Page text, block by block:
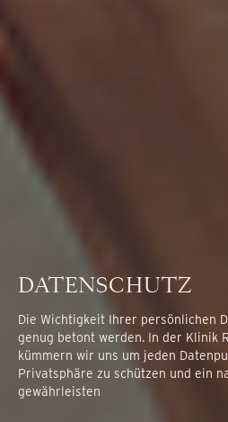
DATENSCHUTZ
Die Wichtigkeit Ihrer persönlichen
genug betont werden. In der Klinik
kümmern wir uns um jeden
Privatsphäre zu schützen und ein
gewährleisten